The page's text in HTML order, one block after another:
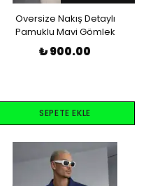
Oversize Nakış Detaylı
Pamuklu Mavi Gömlek
₺ 900.00
SEPETE EKLE